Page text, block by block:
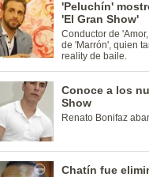
'Peluchín'
'El Gran Show'
Conductor de
de 'Marrón', quien
reality de baile.
Conoce a los
Show
Renato Bonifaz
Chatín fue